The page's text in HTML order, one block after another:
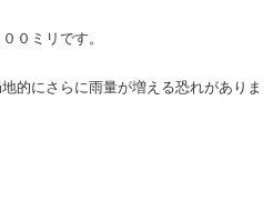
０ミリです。
的にさらに雨量が増える恐れがありま